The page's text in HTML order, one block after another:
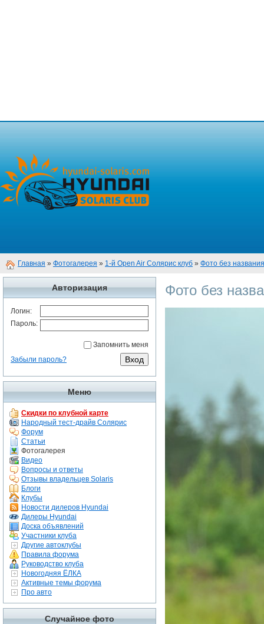
Главная » Фотогалерея » 1-й Open Air Солярис клуб » Фото без названия
Авторизация
Логин:
Пароль:
Запомнить меня
Забыли пароль?
Меню
Скидки по клубной карте
Народный тест-драйв Солярис
Форум
Статьи
Фотогалерея
Видео
Вопросы и ответы
Отзывы владельцев Solaris
Блоги
Клубы
Новости дилеров Hyundai
Дилеры Hyundai
Доска объявлений
Участники клуба
Другие автоклубы
Правила форума
Руководство клуба
Новогодняя ЁЛКА
Активные темы форума
Про авто
Случайное фото
Фото без